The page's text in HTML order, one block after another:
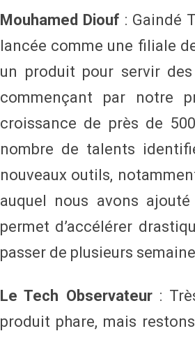
Mouhamed Diouf : Gaindé
lancée comme une filiale
un produit pour servir des
commençant par notre
croissance de près de
nombre de talents
nouveaux outils,
auquel nous avons
permet d’accélérer
passer de plusieurs
Le Tech Observateur:
produit phare, mais